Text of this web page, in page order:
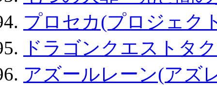
プロセカ(プロジェク
ドラゴンクエストタ
アズールレーン(アズ